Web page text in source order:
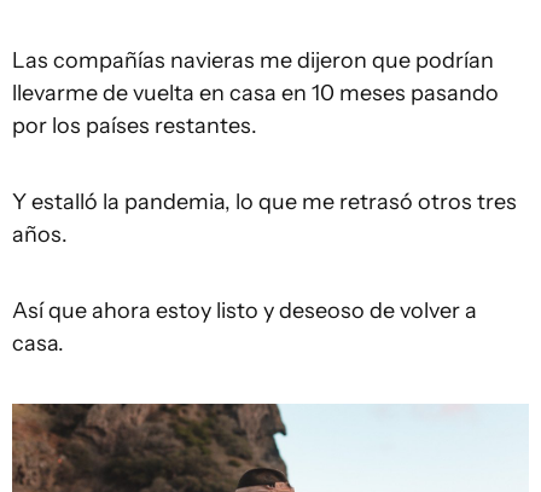
Las compañías navieras me dijeron que podrían
llevarme de vuelta en casa en 10 meses pasando
por los países restantes.
Y estalló la pandemia, lo que me retrasó otros tres
años.
Así que ahora estoy listo y deseoso de volver a
casa.